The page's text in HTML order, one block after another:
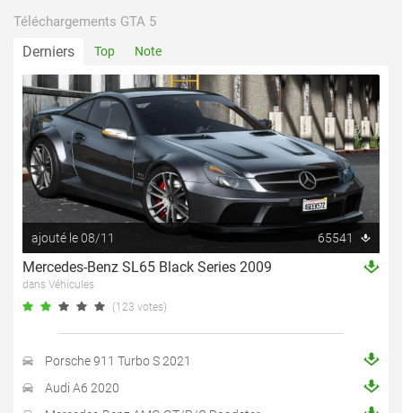
Téléchargements GTA 5
Derniers Top Note
ajouté le 08/11 65541
Mercedes-Benz SL65 Black Series 2009
dans Véhicules
(123 votes)
Porsche 911 Turbo S 2021
Audi A6 2020